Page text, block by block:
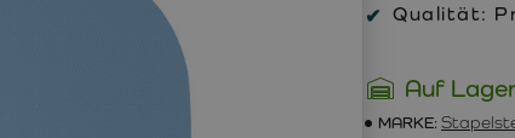
Qualität:
Auf Lager
MARKE: